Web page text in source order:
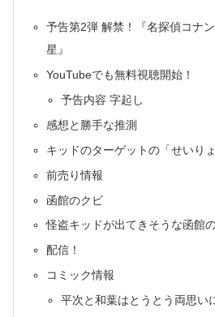
予告第2弾 解禁！『名探偵コナ
星』
YouTubeでも無料視聴開始！
予告内容 字起し
感想と勝手な推測
キッドのターゲットの「せいり
前売り情報
函館のクビ
怪盗キッドが出てきそうな函館
配信！
コミック情報
平次と和葉はとうとう両思い